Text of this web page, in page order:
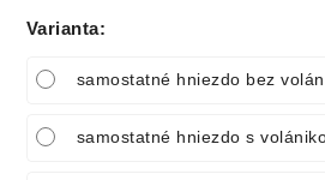
Varianta:
samostatné hniezdo bez
samostatné hniezdo s